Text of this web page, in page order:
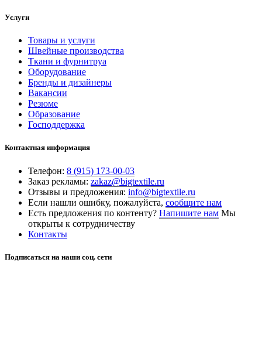
Услуги
Товары и услуги
Швейные производства
Ткани и фурнитруа
Оборудование
Бренды и дизайнеры
Вакансии
Резюме
Образование
Господдержка
Контактная информация
Телефон: 8 (915) 173-00-03
Заказ рекламы: zakaz@bigtextile.ru
Отзывы и предложения: info@bigtextile.ru
Если нашли ошибку, пожалуйста, сообщите нам
Есть предложения по контенту? Напишите нам Мы
открыты к сотрудничеству
Контакты
Подписаться на наши соц. сети